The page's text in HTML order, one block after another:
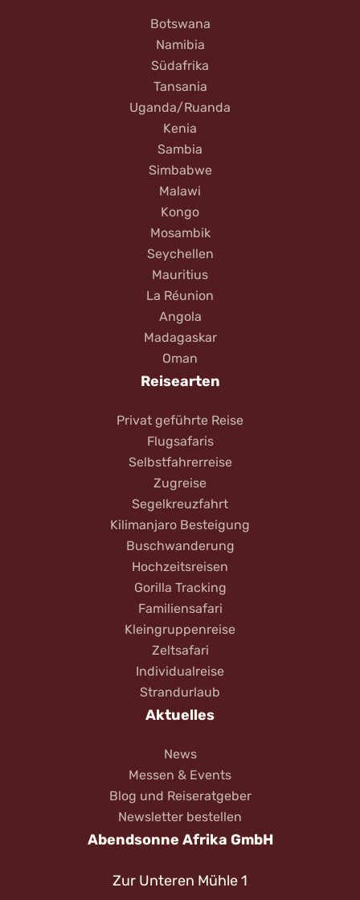
Botswana
Namibia
Südafrika
Tansania
Uganda/Ruanda
Kenia
Sambia
Simbabwe
Malawi
Kongo
Mosambik
Seychellen
Mauritius
La Réunion
Angola
Madagaskar
Oman
Reisearten
Privat geführte Reise
Flugsafaris
Selbstfahrerreise
Zugreise
Segelkreuzfahrt
Kilimanjaro Besteigung
Buschwanderung
Hochzeitsreisen
Gorilla Tracking
Familiensafari
Kleingruppenreise
Zeltsafari
Individualreise
Strandurlaub
Aktuelles
News
Messen & Events
Blog und Reiseratgeber
Newsletter bestellen
Abendsonne Afrika GmbH
Zur Unteren Mühle 1